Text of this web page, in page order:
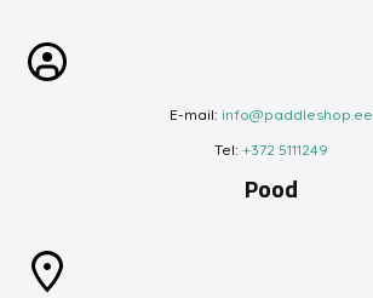
E-mail: info@paddleshop.ee
Tel: +372 5111249
Pood